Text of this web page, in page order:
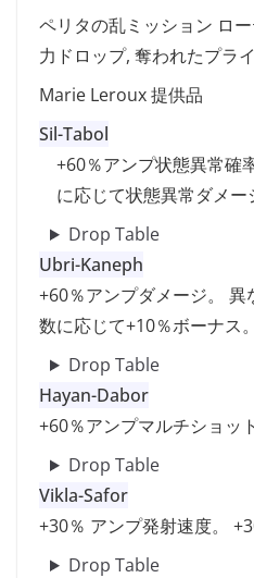
ペリタの乱ミッション ロ
力ドロップ, 奪われたプラ
Marie Leroux 提供品
Sil-Tabol
+60％アンプ状態異常確
に応じて状態異常ダメー
Drop Table
Ubri-Kaneph
+60％アンプダメージ。
数に応じて+10％ボーナス。
Drop Table
Hayan-Dabor
+60％アンプマルチショット
Drop Table
Vikla-Safor
+30％ アンプ発射速度。
Drop Table